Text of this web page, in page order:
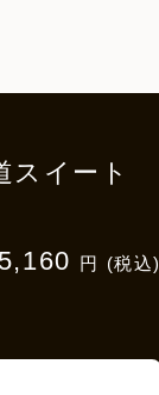
スイート
5,160 円 (税込)